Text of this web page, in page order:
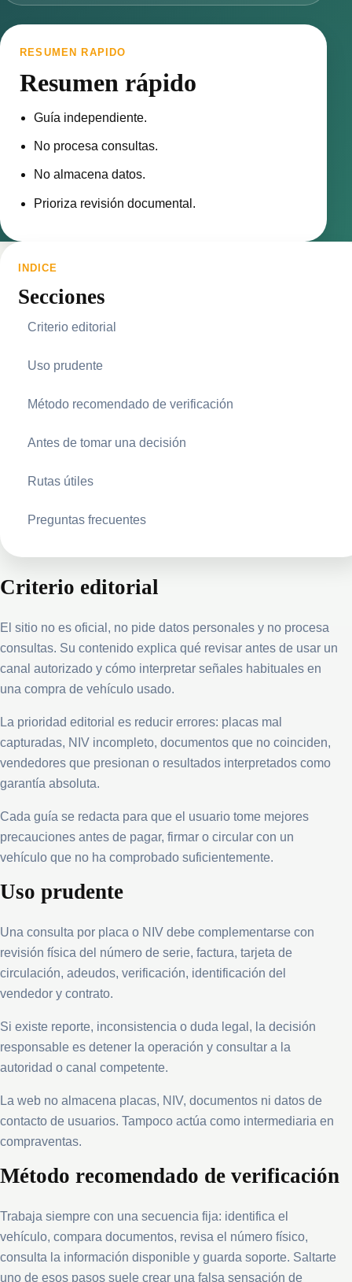
RESUMEN RAPIDO
Resumen rápido
Guía independiente.
No procesa consultas.
No almacena datos.
Prioriza revisión documental.
INDICE
Secciones
Criterio editorial
Uso prudente
Método recomendado de verificación
Antes de tomar una decisión
Rutas útiles
Preguntas frecuentes
Criterio editorial
El sitio no es oficial, no pide datos personales y no procesa
consultas. Su contenido explica qué revisar antes de usar un
canal autorizado y cómo interpretar señales habituales en
una compra de vehículo usado.
La prioridad editorial es reducir errores: placas mal
capturadas, NIV incompleto, documentos que no coinciden,
vendedores que presionan o resultados interpretados como
garantía absoluta.
Cada guía se redacta para que el usuario tome mejores
precauciones antes de pagar, firmar o circular con un
vehículo que no ha comprobado suficientemente.
Uso prudente
Una consulta por placa o NIV debe complementarse con
revisión física del número de serie, factura, tarjeta de
circulación, adeudos, verificación, identificación del
vendedor y contrato.
Si existe reporte, inconsistencia o duda legal, la decisión
responsable es detener la operación y consultar a la
autoridad o canal competente.
La web no almacena placas, NIV, documentos ni datos de
contacto de usuarios. Tampoco actúa como intermediaria en
compraventas.
Método recomendado de verificación
Trabaja siempre con una secuencia fija: identifica el
vehículo, compara documentos, revisa el número físico,
consulta la información disponible y guarda soporte. Saltarte
uno de esos pasos suele crear una falsa sensación de